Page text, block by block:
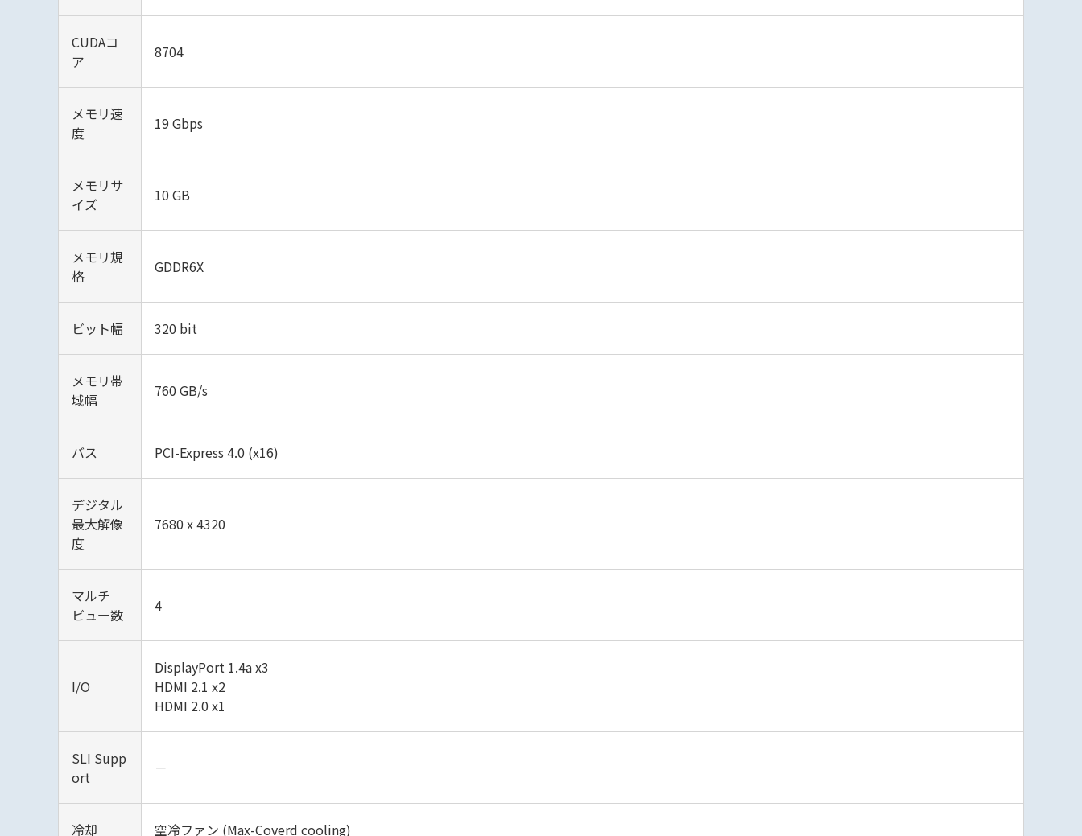
CUDAコ
ア
8704
メモリ速
度
19 Gbps
メモリサ
イズ
10 GB
メモリ規
格
GDDR6X
ビット幅 320 bit
メモリ帯
域幅
760 GB/s
バス PCI-Express 4.0 (x16)
デジタル
最大解像
度
7680 x 4320
マルチ
ビュー数
4
I/O
DisplayPort 1.4a x3
HDMI 2.1 x2
HDMI 2.0 x1
SLI Supp
ort
－
冷却 空冷ファン (Max-Coverd cooling)